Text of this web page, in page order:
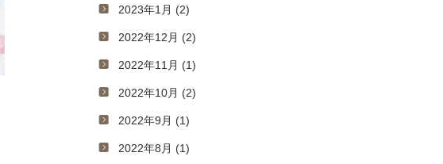
2023年1月 (2)
2022年12月 (2)
2022年11月 (1)
2022年10月 (2)
2022年9月 (1)
2022年8月 (1)